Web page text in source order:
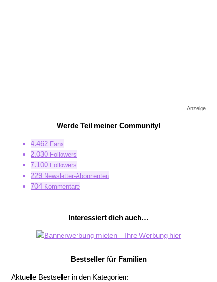
Anzeige
Werde Teil meiner Community!
4.462 Fans
2.030 Followers
7.100 Followers
229 Newsletter-Abonnenten
704 Kommentare
Interessiert dich auch…
Bestseller für Familien
Aktuelle Bestseller in den Kategorien: